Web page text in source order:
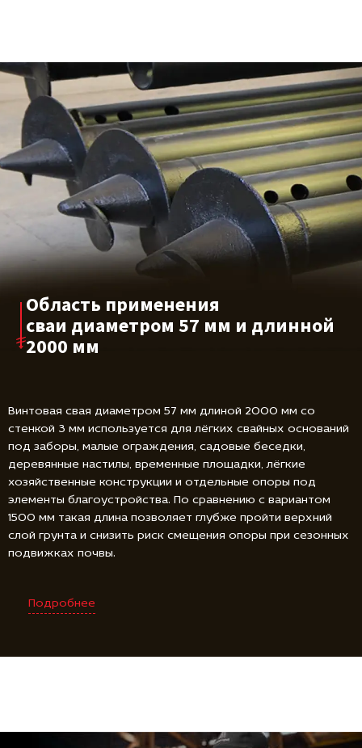
Область применения
сваи диаметром 57 мм и длинной
2000 мм
Винтовая свая диаметром 57 мм длиной 2000 мм со
стенкой 3 мм используется для лёгких свайных оснований
под заборы, малые ограждения, садовые беседки,
деревянные настилы, временные площадки, лёгкие
хозяйственные конструкции и отдельные опоры под
элементы благоустройства. По сравнению с вариантом
1500 мм такая длина позволяет глубже пройти верхний
слой грунта и снизить риск смещения опоры при сезонных
подвижках почвы.
Подробнее